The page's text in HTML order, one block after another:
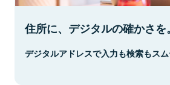
住所に、デジタルの確かさを。
デジタルアドレスで入力も検索もスム